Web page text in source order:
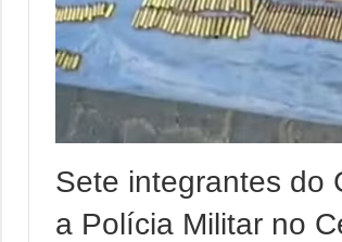
Sete integrantes do
a Polícia Militar no